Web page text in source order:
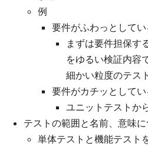
例
要件がふわっとして
まずは要件担保す
をゆるい検証内容
細かい粒度のテス
要件がカチッとして
ユニットテストか
テストの範囲と名前、意味に
単体テストと機能テスト